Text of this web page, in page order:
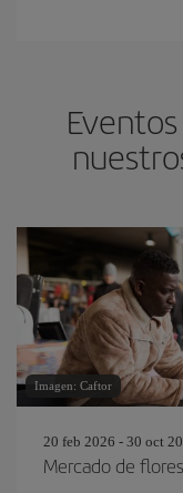
Imagen: Caftor
20 feb 2026 - 30 oct
Mercado de